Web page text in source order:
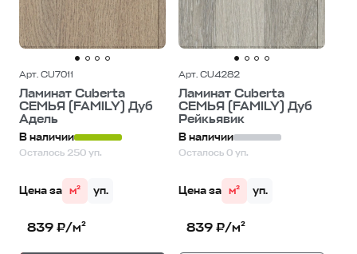
Арт. CU7011
Ламинат Cuberta
СЕМЬЯ (FAMILY) Дуб
Адель
В наличии
Осталось 250 уп.
Цена за м² уп.
839 ₽/м²
Арт. CU4282
Ламинат Cuberta
СЕМЬЯ (FAMILY) Дуб
Рейкьявик
В наличии
Осталось 0 уп.
Цена за м² уп.
839 ₽/м²